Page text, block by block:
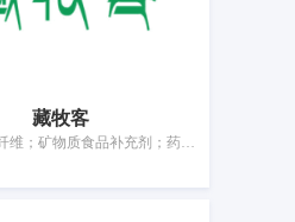
藏牧客
枸杞；膳食纤维；矿物质食品补充剂；药用糖果；营养补充剂；酶膳食补充剂；净化剂；动物用膳食补充剂；除虫菊粉；医用保健袋